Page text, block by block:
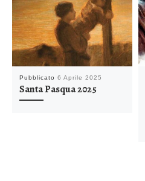
Pubblicato 6 Aprile 2025
Santa Pasqua 2025